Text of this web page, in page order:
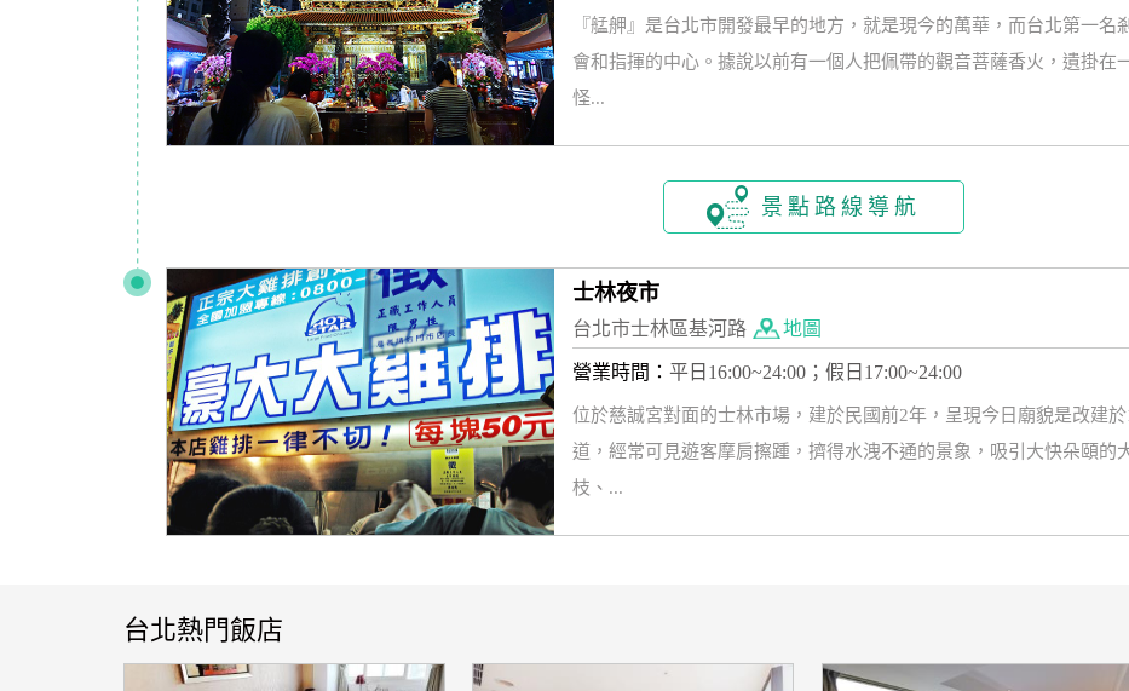
『艋舺』是台北市開發最早的地方，就是現今的萬華，而台北第一
會和指揮的中心。據說以前有一個人把佩帶的觀音菩薩香火，遺掛
怪...
景點路線導航
士林夜市
台北市士林區基河路 地圖
營業時間： 平日16:00~24:00；假日17:00~24:00
位於慈誠宮對面的士林市場，建於民國前2年，呈現今日廟貌是改建
道，經常可見遊客摩肩擦踵，擠得水洩不通的景象，吸引大快朵頤的
枝、...
台北熱門飯店